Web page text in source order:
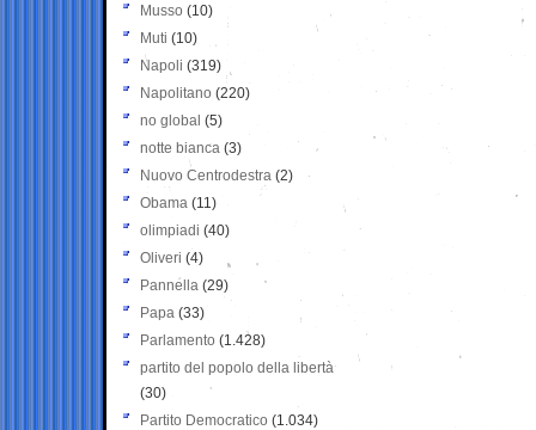
Musso (10)
Muti (10)
Napoli (319)
Napolitano (220)
no global (5)
notte bianca (3)
Nuovo Centrodestra (2)
Obama (11)
olimpiadi (40)
Oliveri (4)
Pannella (29)
Papa (33)
Parlamento (1.428)
partito del popolo della libertà
(30)
Partito Democratico (1.034)